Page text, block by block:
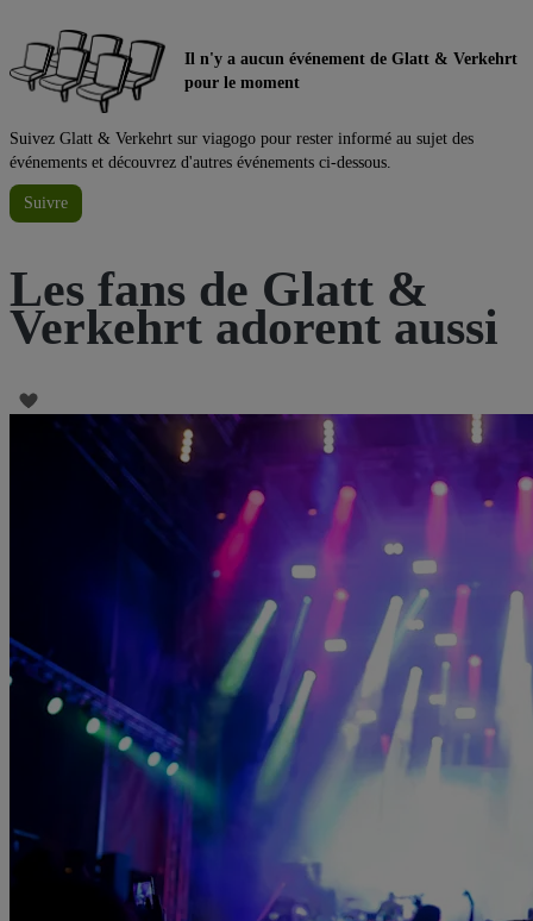
Il n'y a aucun événement de Glatt & Verkehrt
pour le moment
Suivez Glatt & Verkehrt sur viagogo pour rester informé au sujet des
événements et découvrez d'autres événements ci-dessous.
Suivre
Les fans de Glatt &
Verkehrt adorent aussi